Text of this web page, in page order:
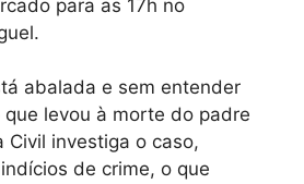
para as 17h no
abalada e sem entender
levou à morte do padre
Civil investiga o caso,
de crime, o que